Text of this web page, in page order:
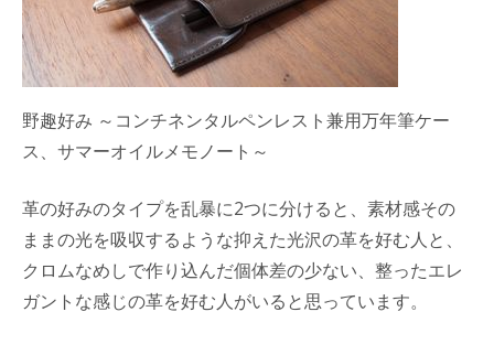
野趣好み ～コンチネンタルペンレスト兼用万年筆ケー
ス、サマーオイルメモノート～
革の好みのタイプを乱暴に2つに分けると、素材感その
ままの光を吸収するような抑えた光沢の革を好む人と、
クロムなめしで作り込んだ個体差の少ない、整ったエレ
ガントな感じの革を好む人がいると思っています。